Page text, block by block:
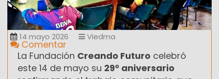
14 mayo 2026 Viedma
Comentar
La Fundación Creando Futuro celebró
este 14 de mayo su 29° aniversario